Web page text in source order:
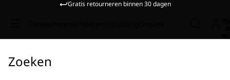
Gratis retourneren binnen 30 dagen
Zoeken